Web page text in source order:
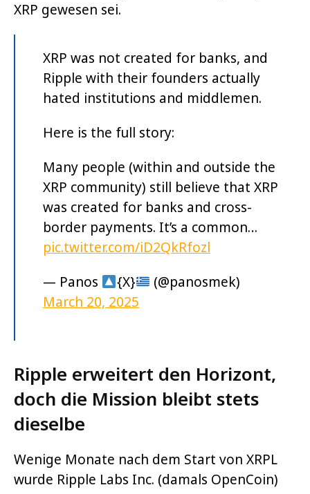
XRP gewesen sei.
XRP was not created for banks, and
Ripple with their founders actually
hated institutions and middlemen.
Here is the full story:
Many people (within and outside the
XRP community) still believe that XRP
was created for banks and cross-
border payments. It’s a common…
pic.twitter.com/iD2QkRfozl
— Panos
{X}
(@panosmek)
March 20, 2025
Ripple erweitert den Horizont,
doch die Mission bleibt stets
dieselbe
Wenige Monate nach dem Start von XRPL
wurde Ripple Labs Inc. (damals OpenCoin)